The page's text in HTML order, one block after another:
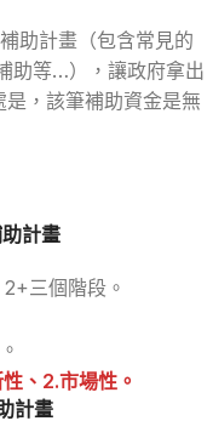
助計畫（包含常見的
助等…），讓政府拿出
，該筆補助資金是無
計畫
三個階段。
、2.市場性。
計畫